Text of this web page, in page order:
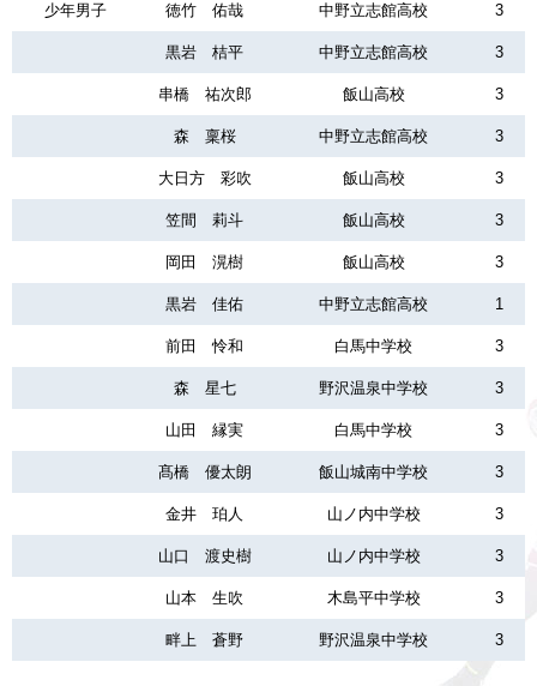
少年男子 徳竹 佑哉 中野立志館高校 3
黒岩 桔平 中野立志館高校 3
串橋 祐次郎 飯山高校 3
森 稟桜 中野立志館高校 3
大日方 彩吹 飯山高校 3
笠間 莉斗 飯山高校 3
岡田 滉樹 飯山高校 3
黒岩 佳佑 中野立志館高校 1
前田 怜和 白馬中学校 3
森 星七 野沢温泉中学校 3
山田 縁実 白馬中学校 3
髙橋 優太朗 飯山城南中学校 3
金井 珀人 山ノ内中学校 3
山口 渡史樹 山ノ内中学校 3
山本 生吹 木島平中学校 3
畔上 蒼野 野沢温泉中学校 3